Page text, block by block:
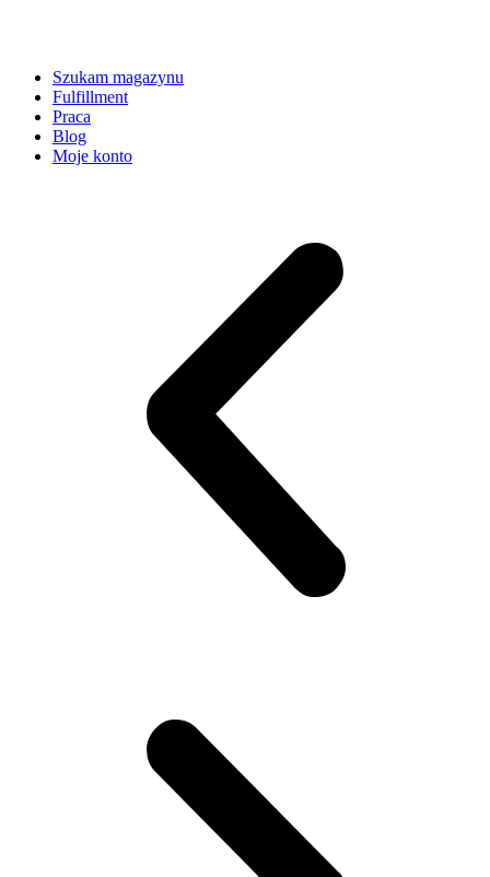
Szukam magazynu
Fulfillment
Praca
Blog
Moje konto